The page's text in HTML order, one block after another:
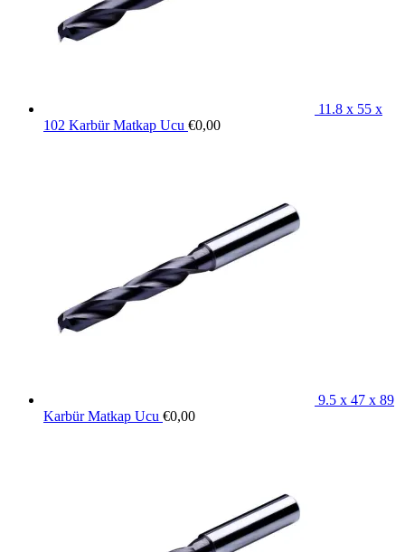
11.8 x 55 x
102 Karbür Matkap Ucu €0,00
9.5 x 47 x 89
Karbür Matkap Ucu €0,00